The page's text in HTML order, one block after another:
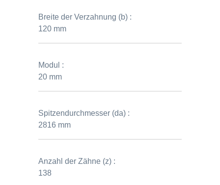
Breite der Verzahnung (b) :
120 mm
Modul :
20 mm
Spitzendurchmesser (da) :
2816 mm
Anzahl der Zähne (z) :
138